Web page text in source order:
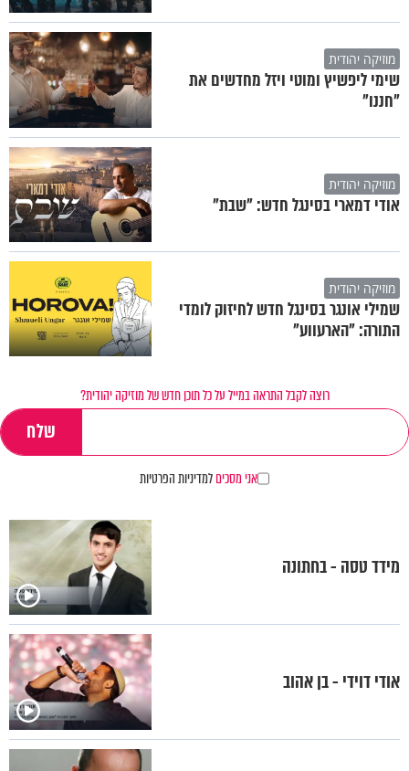
מוזיקה יהודית
שימי ליפשיץ ומוטי ויזל מחדשים את
"חננו"
מוזיקה יהודית
אודי דמארי בסינגל חדש: "שבת"
מוזיקה יהודית
שמילי אונגר בסינגל חדש לחיזוק לומדי
התורה: "הארעווע"
רוצה לקבל התראה במייל על כל תוכן חדש של מוזיקה יהודית?
אני מסכיםלמדיניות הפרטיות
מידד טסה - בחתונה
אודי דוידי - בן אהוב